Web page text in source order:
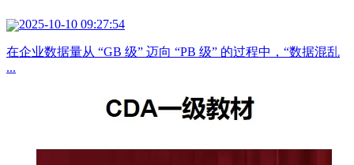
2025-10-10 09:27:54
在企业数据量从 “GB 级” 迈向 “PB 级” 的过程中，“数据混乱
...